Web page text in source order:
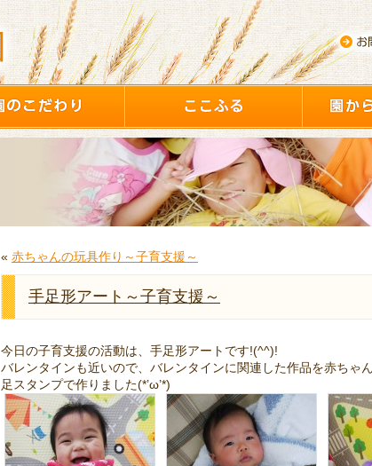
« 赤ちゃんの玩具作り～子育支援～
手足形アート～子育支援～
今日の子育支援の活動は、手足形アートです!(^^)!
バレンタインも近いので、バレンタインに関連した作品を赤ちゃ
足スタンプで作りました(*’ω’*)